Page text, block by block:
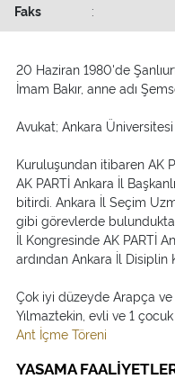
Faks
:
20 Haziran 1980'de
İmam Bakır, anne adı
Avukat; Ankara
Kuruluşundan itibaren AK
AK PARTİ Ankara İl
bitirdi. Ankara İl Seçim
gibi görevlerde
İl Kongresinde AK PARTİ
ardından Ankara İl Disiplin
Çok iyi düzeyde Arapça
Yılmaztekin, evli ve 1 çocuk
Ant İçme Töreni
YASAMA